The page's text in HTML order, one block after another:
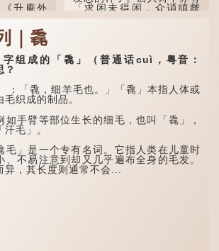
升庵外
子的次序
吻、蒲
蚣蝮、睚
此为其中
力各有
原形像
多作为碑
「求闲未得闲，众诮瞋虤
虤」之句，意思是众人的讥
（音：宾）。甲骨文从二
「豕」，象猪相追逐的样
说「豩，豕乱群。」意指一
群乱...
｜毳
成的「毳」（普通话cuì，粤音：
？
「毳，细羊毛也。」「毳」本指人体或
织成的制品。
手臂等部位生长的细毛，也叫「毳」，
毛」。
」是一个专有名词。它指人类在儿童时
、不易注意到却又几乎遍布全身的毛发。
，其长度则通常不会...